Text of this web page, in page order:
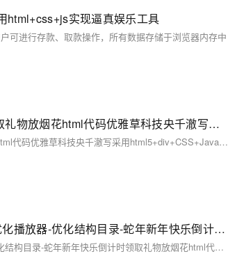
html+css+js实现逼真娱乐工具
可进行存款、取款操作，所有数据存储于浏览器内存中
【01】完成新年倒计时页面-蛇年新年快乐倒计时领取礼物放烟花html代码优雅草科技央千澈写采用html5+div+CSS+JavaScript-优雅草卓伊凡-做一条关于新年的代码分享给你们-为了C站的分拼一下子
【01】完成新年倒计时页面-蛇年新年快乐倒计时领取礼物放烟花html代码优雅草科技央千澈写采用html5+div+CSS+JavaScript-优雅草卓伊凡-做一条关于新年的代码分享给你们-为了C站的分拼一下子
【02】v1.0.1更新增加倒计时完成后的放烟花页面-优化播放器-优化结构目录-蛇年新年快乐倒计时领取礼物放烟花html代码优雅草科技央千澈写采用html5+div+CSS+JavaScript-优雅草卓伊凡-做一条关于新年的代码分享给你们-为了C站的分拼一下子
【02】v1.0.1更新增加倒计时完成后的放烟花页面-优化播放器-优化结构目录-蛇年新年快乐倒计时领取礼物放烟花html代码优雅草科技央千澈写采用html5+div+CSS+JavaScript-优雅草卓伊凡-做一条关于新年的代码分享给你们-为了C站的分拼一下子